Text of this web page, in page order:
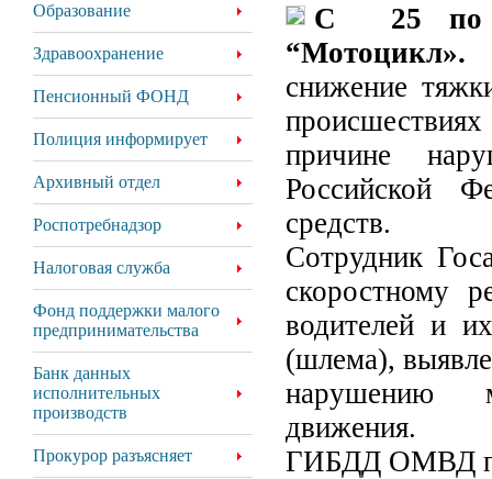
Образование
Здравоохранение
Пенсионный ФОНД
Полиция информирует
Архивный отдел
Роспотребнадзор
Налоговая служба
Фонд поддержки малого
предпринимательства
Банк данных
исполнительных
производств
Прокурор разъясняет
С 25 по
“Мотоцикл».
снижение
причине
Российской
средств.
Сотрудник
скоростному
водителей и
(шлема),
нарушению
движения.
ГИБДД ОМВД